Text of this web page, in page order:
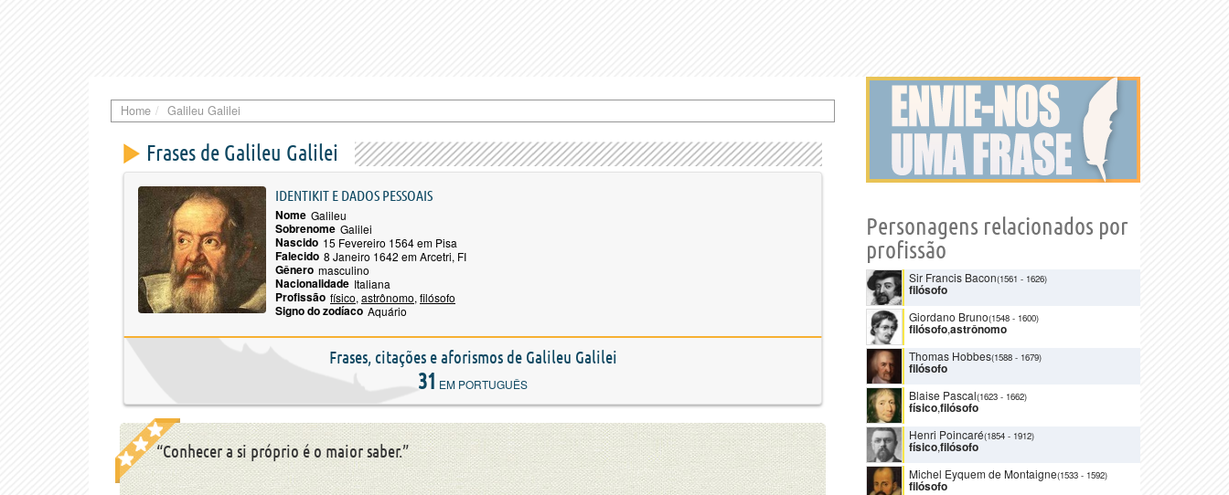
Home Galileu Galilei
Frases de Galileu Galilei
IDENTIKIT E DADOS PESSOAIS
Nome Galileu
Sobrenome Galilei
Nascido 15 Fevereiro 1564 em Pisa
Falecido 8 Janeiro 1642 em Arcetri, FI
Gênero masculino
Nacionalidade Italiana
Profissão físico, astrônomo, filósofo
Signo do zodíaco Aquário
Frases, citações e aforismos de Galileu Galilei
31 EM PORTUGUÊS
“Conhecer a si próprio é o maior saber.”
Personagens relacionados por
profissão
Sir Francis Bacon(1561 - 1626)
filósofo
Giordano Bruno(1548 - 1600)
filósofo,astrônomo
Thomas Hobbes(1588 - 1679)
filósofo
Blaise Pascal(1623 - 1662)
físico,filósofo
Henri Poincaré(1854 - 1912)
físico,filósofo
Michel Eyquem de Montaigne(1533 - 1592)
filósofo